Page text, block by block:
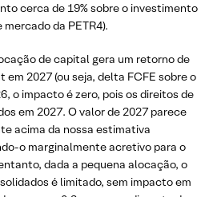
cerca de 19% sobre o investimento
da PETR4).
de capital gera um retorno de
em 2027 (ou seja, delta FCFE sobre o
o impacto é zero, pois os direitos de
em 2027. O valor de 2027 parece
acima da nossa estimativa
o marginalmente acretivo para o
dada a pequena alocação, o
é limitado, sem impacto em